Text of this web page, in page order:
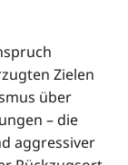
Zielen
über
– die
aggressiver